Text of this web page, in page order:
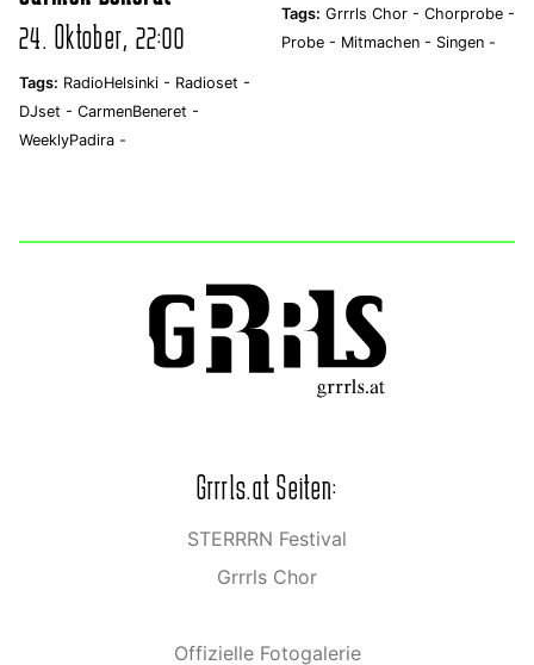
24. Oktober, 22:00
Tags: RadioHelsinki - Radioset -
DJset - CarmenBeneret -
WeeklyPadira -
Tags: Grrrls Chor - Chorprobe -
Probe - Mitmachen - Singen -
Grrrls.at Seiten:
STERRRN Festival
Grrrls Chor
Offizielle Fotogalerie